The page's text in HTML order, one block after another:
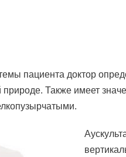
пациента доктор
Также имеет